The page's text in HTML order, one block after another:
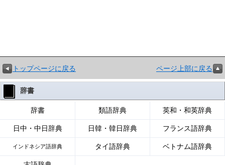
トップページに戻る ページ上部に戻る
辞書
辞書 類語辞典 英和・和英辞典
日中・中日辞典 日韓・韓日辞典 フランス語辞典
インドネシア語辞典 タイ語辞典 ベトナム語辞典